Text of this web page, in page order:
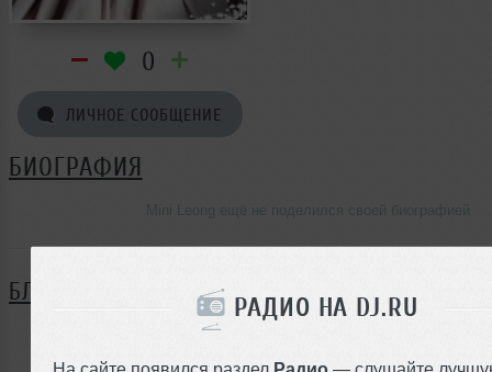
РАДИО НА DJ.RU
На сайте появился раздел Радио — слушайте
0
ЛИЧНОЕ СООБЩЕНИЕ
БИОГРАФИЯ
БЛОГ